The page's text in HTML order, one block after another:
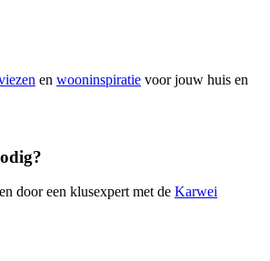
en wooninspiratie voor jouw huis en
door een klusexpert met de Karwei